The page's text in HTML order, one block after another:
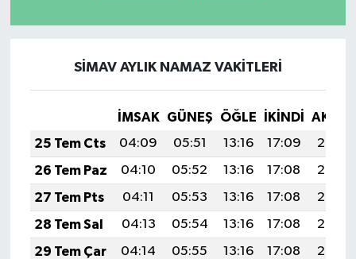
SİMAV AYLIK NAMAZ VAKITLERI
İMSAK GÜNEŞ ÖĞLE İKINDI
25 Tem Cts
04:09 05:51 13:16 17:09
20:30
26 Tem Paz
04:10 05:52 13:16 17:08
20:29
27 Tem Pts
04:11 05:53 13:16 17:08
20:28
28 Tem Sal
04:13 05:54 13:16 17:08
20:28
29 Tem Çar
04:14 05:55 13:16 17:08
20:27